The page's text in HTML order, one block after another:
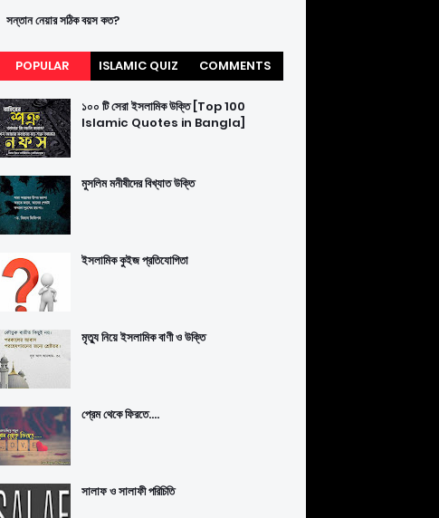
সন্তান নেয়ার সঠিক বয়স কত?
POPULAR ISLAMIC QUIZ COMMENTS
১০০ টি সেরা ইসলামিক উক্তি [Top 100
Islamic Quotes in Bangla]
মুসলিম মনীষীদের বিখ্যাত উক্তি
ইসলামিক কুইজ প্রতিযোগিতা
মৃত্যু নিয়ে ইসলামিক বাণী ও উক্তি
প্রেম থেকে ফিরতে....
সালাফ ও সালাফী পরিচিতি